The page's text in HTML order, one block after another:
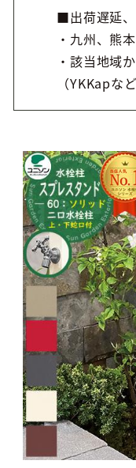
■出荷遅延
・九州、熊
・該当地域
（YKKapな